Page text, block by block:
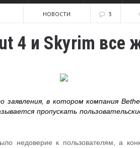
НОВОСТИ 3
4 и Skyrim все
в котором компания
пропускать
недоверие к пользователям, а